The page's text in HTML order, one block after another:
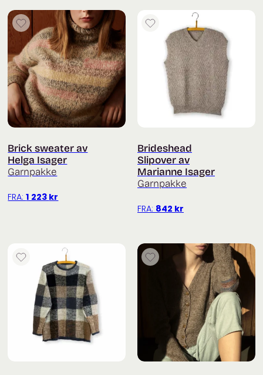
Brick sweater av
Helga Isager
Garnpakke
FRA:1 223 kr
Brideshead
Slipover av
Marianne Isager
Garnpakke
FRA: 842 kr